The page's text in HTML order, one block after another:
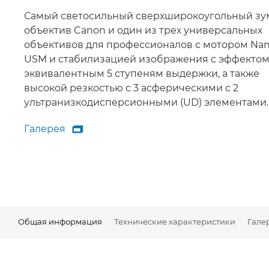
Самый светосильный сверхширокоугольный
объектив Canon и один из трех универсальных
объективов для профессионалов с мотором
USM и стабилизацией изображения с
эквивалентным 5 ступеням выдержки, а также
высокой резкостью с 3 асферическими с 2
ультранизкодисперсионными (UD) элементами.
Галерея
Галерея

Общая информация Технические характеристики